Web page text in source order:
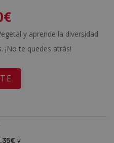
€El
precio
actual
480,00€.
y aprende la diversidad
¡No te quedes atrás!